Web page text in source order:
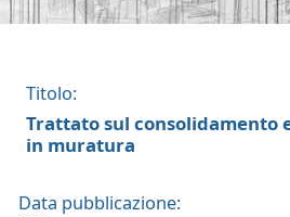
Titolo:
Trattato sul consolidamento
in muratura
Data pubblicazione: